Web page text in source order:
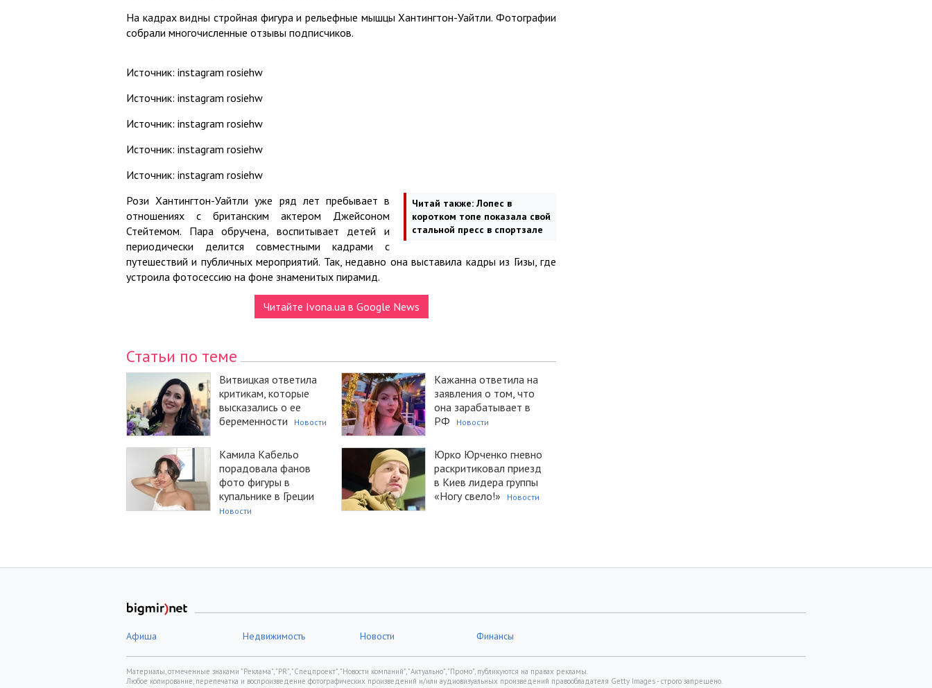
На кадрах видны стройная фигура и рельефные мышцы Хантингтон-Уайтли. Фотографии
собрали многочисленные отзывы подписчиков.
Источник: instagram rosiehw
Источник: instagram rosiehw
Источник: instagram rosiehw
Источник: instagram rosiehw
Источник: instagram rosiehw
Читай также:Лопес в
коротком топе показала свой
стальной пресс в спортзале
Рози Хантингтон-Уайтли уже ряд лет пребывает в
отношениях с британским актером Джейсоном
Стейтемом. Пара обручена, воспитывает детей и
периодически делится совместными кадрами с
путешествий и публичных мероприятий. Так, недавно она выставила кадры из Гизы, где
устроила фотосессию на фоне знаменитых пирамид.
Читайте Ivona.ua в Google News
Статьи по теме
Витвицкая ответила
критикам, которые
высказались о ее
беременности
Новости
Кажанна ответила на
заявления о том, что
она зарабатывает в
РФ
Новости
Камила Кабельо
порадовала фанов
фото фигуры в
купальнике в Греции
Новости
Юрко Юрченко гневно
раскритиковал приезд
в Киев лидера группы
«Ногу свело!»
Новости
Афиша Недвижимость Новости Финансы
Материалы, отмеченные знаками "Реклама", "PR", "Спецпроект", "Новости компаний", "Актуально", "Промо", публикуются на правах рекламы.
Любое копирование, перепечатка и воспроизведение фотографических произведений и/или аудиовизуальных произведений правообладателя Getty Images - строго запрещено.